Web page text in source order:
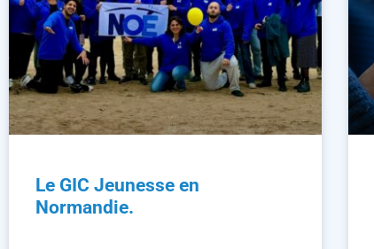
Le GIC Jeunesse en
Normandie.